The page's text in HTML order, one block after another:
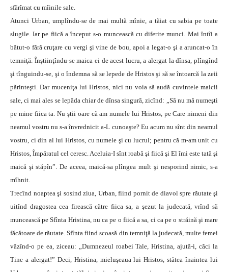
sfărîmat cu mîinile sale.
Atunci Urban, umplîndu-se de mai multă mînie, a tăiat cu sabia pe toate
slugile. Iar pe fiică a început s-o muncească cu diferite munci. Mai întîi a
bătut-o fără cruţare cu vergi şi vine de bou, apoi a legat-o şi a aruncat-o în
temniţă. Înştiinţîndu-se maica ei de acest lucru, a alergat la dînsa, plîngînd
şi tînguindu-se, şi o îndemna să se lepede de Hristos şi să se întoarcă la zeii
părinteşti. Dar muceniţa lui Hristos, nici nu voia să audă cuvintele maicii
sale, ci mai ales se lepăda chiar de dînsa singură, zicînd: „Să nu mă numeşti
pe mine fiica ta. Nu ştii oare că am numele lui Hristos, pe Care nimeni din
neamul vostru nu s-a învrednicit a-L cunoaşte? Eu acum nu sînt din neamul
vostru, ci din al lui Hristos, cu numele şi cu lucrul; pentru că m-am unit cu
Hristos, Împăratul cel ceresc. Aceluia-I sînt roabă şi fiică şi El îmi este tată şi
maică şi stăpîn”. De aceea, maică-sa plîngea mult şi nesporind nimic, s-a
mîhnit.
Trecînd noaptea şi sosind ziua, Urban, fiind pornit de diavol spre răutate şi
uitînd dragostea cea firească către fiica sa, a şezut la judecată, vrînd să
muncească pe Sfînta Hristina, nu ca pe o fiică a sa, ci ca pe o străină şi mare
făcătoare de răutate. Sfînta fiind scoasă din temniţă la judecată, multe femei
văzînd-o pe ea, ziceau: „Dumnezeul roabei Tale, Hristina, ajută-i, căci la
Tine a alergat!” Deci, Hristina, mieluşeaua lui Hristos, stătea înaintea lui